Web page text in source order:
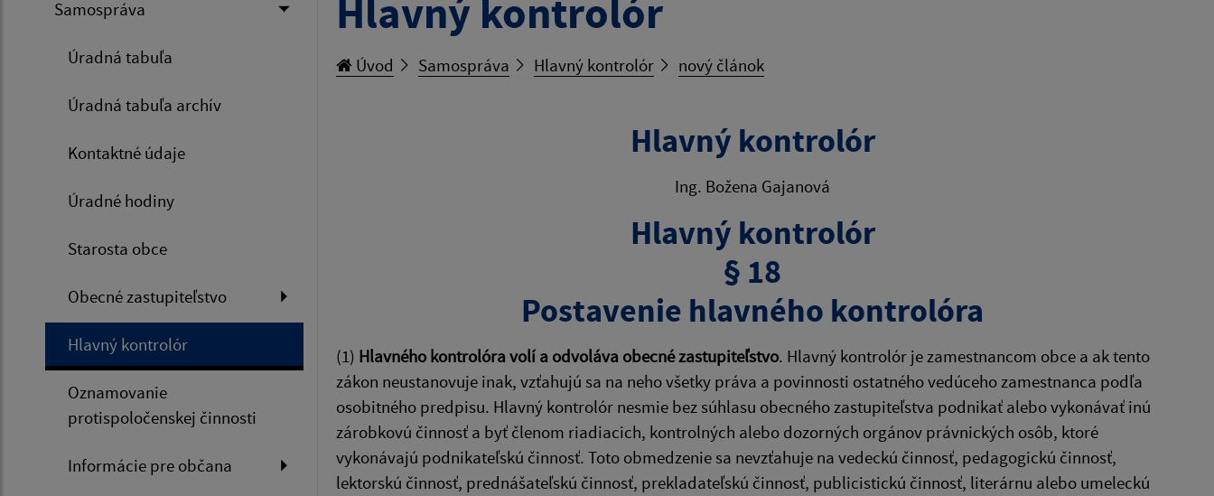
Samospráva
Úradná tabuľa
Úradná tabuľa archív
Kontaktné údaje
Úradné hodiny
Starosta obce
Obecné zastupiteľstvo
Hlavný kontrolór
Oznamovanie
protispoločenskej činnosti
Informácie pre občana
Hlavný kontrolór
Úvod Samospráva Hlavný kontrolór nový článok
Hlavný kontrolór
Ing. Božena Gajanová
Hlavný kontrolór
§ 18
Postavenie hlavného kontrolóra
(1) Hlavného kontrolóra volí a odvoláva obecné zastupiteľstvo. Hlavný kontrolór je zamestnancom obce a ak tento
zákon neustanovuje inak, vzťahujú sa na neho všetky práva a povinnosti ostatného vedúceho zamestnanca podľa
osobitného predpisu. Hlavný kontrolór nesmie bez súhlasu obecného zastupiteľstva podnikať alebo vykonávať inú
zárobkovú činnosť a byť členom riadiacich, kontrolných alebo dozorných orgánov právnických osôb, ktoré
vykonávajú podnikateľskú činnosť. Toto obmedzenie sa nevzťahuje na vedeckú činnosť, pedagogickú činnosť,
lektorskú činnosť, prednášateľskú činnosť, prekladateľskú činnosť, publicistickú činnosť, literárnu alebo umeleckú